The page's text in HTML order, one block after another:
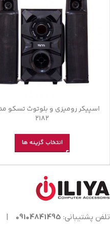
2182
انتخاب گزینه ها
تلفن پشتیبانی: 09104841495
|